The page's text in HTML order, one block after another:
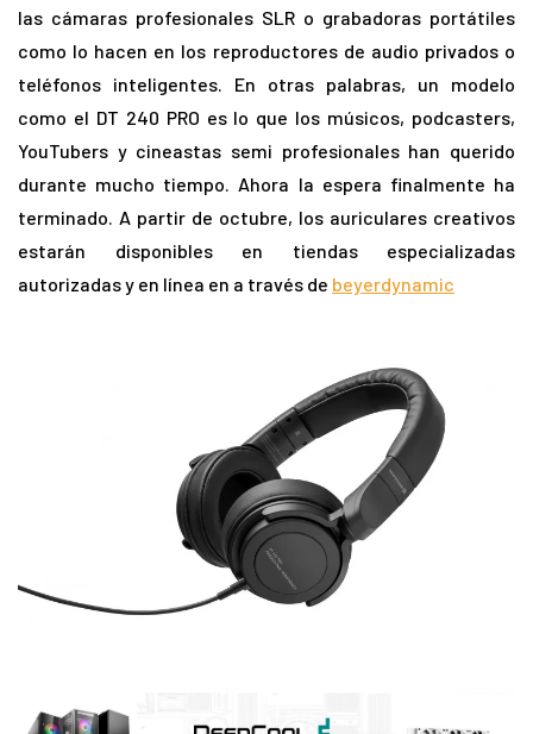
las cámaras profesionales SLR o grabadoras portátiles
como lo hacen en los reproductores de audio privados o
teléfonos inteligentes. En otras palabras, un modelo
como el DT 240 PRO es lo que los músicos, podcasters,
YouTubers y cineastas semi profesionales han querido
durante mucho tiempo. Ahora la espera finalmente ha
terminado. A partir de octubre, los auriculares creativos
estarán disponibles en tiendas especializadas
autorizadas y en línea en a través de beyerdynamic